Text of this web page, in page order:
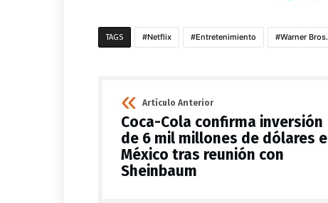
TAGS Netflix Entretenimiento Warner
Artículo Anterior
Coca-Cola confirma inversión
de 6 mil millones de dólares
México tras reunión con
Sheinbaum